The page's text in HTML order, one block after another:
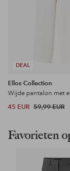
DEAL
Ellos Collection
45 EUR 59,99 EUR
Favorieten